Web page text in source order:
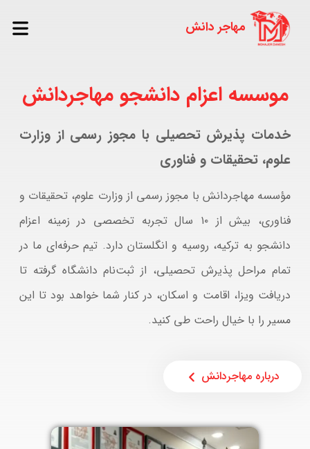
موسسه اعزام دانشجو مهاجردانش
خدمات پذیرش تحصیلی با مجوز رسمی از وزارت
علوم، تحقیقات و فناوری
مؤسسه مهاجردانش با مجوز رسمی از وزارت علوم، تحقیقات و
فناوری، بیش از ۱۰ سال تجربه تخصصی در زمینه اعزام
دانشجو به ترکیه، روسیه و انگلستان دارد. تیم حرفه‌ای ما در
تمام مراحل پذیرش تحصیلی، از ثبت‌نام دانشگاه گرفته تا
دریافت ویزا، اقامت و اسکان، در کنار شما خواهد بود تا این
مسیر را با خیال راحت طی کنید.
درباره مهاجردانش